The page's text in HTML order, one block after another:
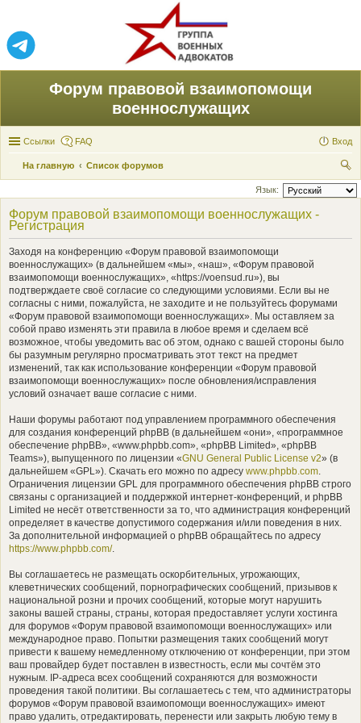
Форум правовой взаимопомощи
военнослужащих
Ссылки FAQ Вход
На главную
Список форумов
ои
Язык:
Форум правовой взаимопомощи военнослужащих -
Регистрация
Заходя на конференцию «Форум правовой взаимопомощи
военнослужащих» (в дальнейшем «мы», «наш», «Форум правовой
взаимопомощи военнослужащих», «https://voensud.ru»), вы
подтверждаете своё согласие со следующими условиями. Если вы не
согласны с ними, пожалуйста, не заходите и не пользуйтесь форумами
«Форум правовой взаимопомощи военнослужащих». Мы оставляем за
собой право изменять эти правила в любое время и сделаем всё
возможное, чтобы уведомить вас об этом, однако с вашей стороны было
бы разумным регулярно просматривать этот текст на предмет
изменений, так как использование конференции «Форум правовой
взаимопомощи военнослужащих» после обновления/исправления
условий означает ваше согласие с ними.
Наши форумы работают под управлением программного обеспечения
для создания конференций phpBB (в дальнейшем «они», «программное
обеспечение phpBB», «www.phpbb.com», «phpBB Limited», «phpBB
Teams»), выпущенного по лицензии «GNU General Public License v2» (в
дальнейшем «GPL»). Скачать его можно по адресу www.phpbb.com.
Ограничения лицензии GPL для программного обеспечения phpBB строго
связаны с организацией и поддержкой интернет-конференций, и phpBB
Limited не несёт ответственности за то, что администрация конференций
определяет в качестве допустимого содержания и/или поведения в них.
За дополнительной информацией о phpBB обращайтесь по адресу
https://www.phpbb.com/.
Вы соглашаетесь не размещать оскорбительных, угрожающих,
клеветнических сообщений, порнографических сообщений, призывов к
национальной розни и прочих сообщений, которые могут нарушить
законы вашей страны, страны, которая предоставляет услуги хостинга
для форумов «Форум правовой взаимопомощи военнослужащих» или
международное право. Попытки размещения таких сообщений могут
привести к вашему немедленному отключению от конференции, при этом
ваш провайдер будет поставлен в известность, если мы сочтём это
нужным. IP-адреса всех сообщений сохраняются для возможности
проведения такой политики. Вы соглашаетесь с тем, что администраторы
форумов «Форум правовой взаимопомощи военнослужащих» имеют
право удалить, отредактировать, перенести или закрыть любую тему в